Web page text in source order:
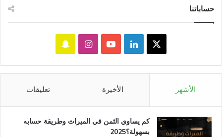
حساباتنا
لينكدإن‫YouTubeانستقرامسناب
تشات
الأشهر الأخيرة تعليقات
كم يساوي الثمن في الميراث​ وطريقة حسابه
بسهولة؟2025